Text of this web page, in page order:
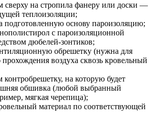
сверху на стропила фанеру или доски —
теплоизоляции;
подготовленную основу пароизоляцию;
с пароизоляционной
дюбелей-зонтиков;
обрешетку (нужна для
прохождения воздуха сквозь кровельный
контробрешетку, на которую будет
обшивка (любой выбранный
мягкая черепица);
материал по соответствующей